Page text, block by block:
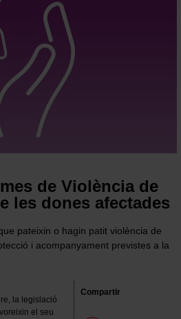
de Violència de
les dones afectades
pateixin o hagin patit violència de
i acompanyament previstes a la
la legislació
el seu
Compartir